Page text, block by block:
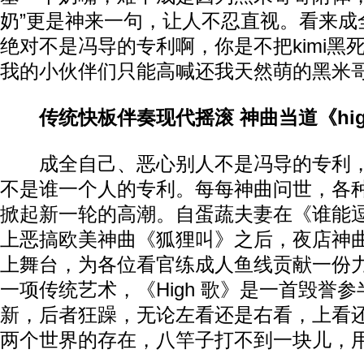
奶”更是神来一句，让人不忍直视。看来
绝对不是冯导的专利啊，你是不把kimi黑
我的小伙伴们只能高喊还我天然萌的黑米
传统快板伴奏现代摇滚 神曲当道《
成全自己、恶心别人不是冯导的专利
不是谁一个人的专利。每每神曲问世，各
掀起新一轮的高潮。自蛋蔬夫妻在《谁能
上恶搞欧美神曲《狐狸叫》之后，夜店神
上舞台，为各位看官练成人鱼线贡献一份
一项传统艺术，《High 歌》是一首毁誉
新，后者狂躁，无论左看还是右看，上看
两个世界的存在，八竿子打不到一块儿，